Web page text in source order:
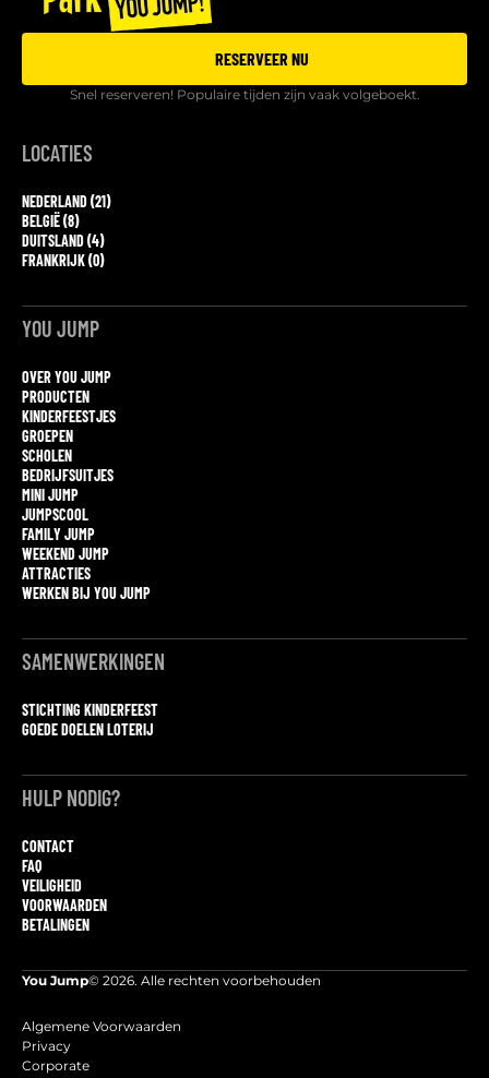
RESERVEER NU
Snel reserveren! Populaire tijden zijn vaak volgeboekt.
LOCATIES
NEDERLAND (21)
BELGIË (8)
DUITSLAND (4)
FRANKRIJK (0)
YOU JUMP
OVER YOU JUMP
PRODUCTEN
KINDERFEESTJES
GROEPEN
SCHOLEN
BEDRIJFSUITJES
MINI JUMP
JUMPSCOOL
FAMILY JUMP
WEEKEND JUMP
ATTRACTIES
WERKEN BIJ YOU JUMP
SAMENWERKINGEN
STICHTING KINDERFEEST
GOEDE DOELEN LOTERIJ
HULP NODIG?
CONTACT
FAQ
VEILIGHEID
VOORWAARDEN
BETALINGEN
You Jump© 2026. Alle rechten voorbehouden
Algemene Voorwaarden
Privacy
Corporate